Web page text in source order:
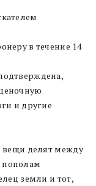
в течение 14
и другие
вещи делят между
земли и тот,